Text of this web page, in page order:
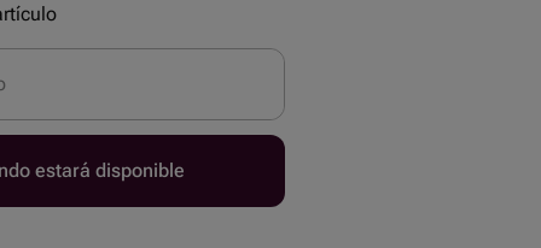
estará disponible